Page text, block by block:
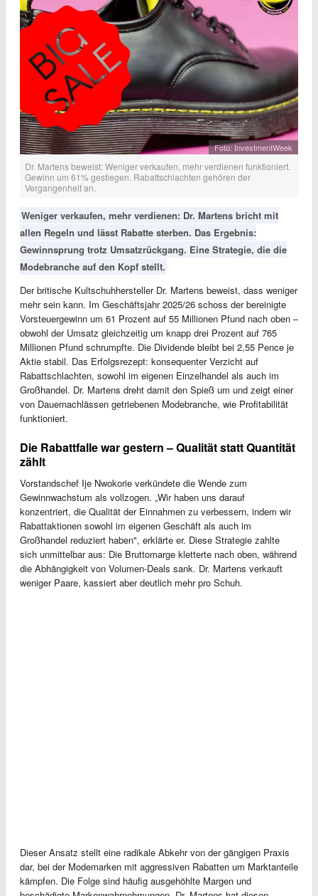
Foto: InvestmentWeek
Dr. Martens beweist: Weniger verkaufen, mehr verdienen funktioniert.
Gewinn um 61% gestiegen. Rabattschlachten gehören der
Vergangenheit an.
Weniger verkaufen, mehr verdienen: Dr. Martens bricht mit
allen Regeln und lässt Rabatte sterben. Das Ergebnis:
Gewinnsprung trotz Umsatzrückgang. Eine Strategie, die die
Modebranche auf den Kopf stellt.
Der britische Kultschuhhersteller Dr. Martens beweist, dass weniger
mehr sein kann. Im Geschäftsjahr 2025/26 schoss der bereinigte
Vorsteuergewinn um 61 Prozent auf 55 Millionen Pfund nach oben –
obwohl der Umsatz gleichzeitig um knapp drei Prozent auf 765
Millionen Pfund schrumpfte. Die Dividende bleibt bei 2,55 Pence je
Aktie stabil. Das Erfolgsrezept: konsequenter Verzicht auf
Rabattschlachten, sowohl im eigenen Einzelhandel als auch im
Großhandel. Dr. Martens dreht damit den Spieß um und zeigt einer
von Dauernachlässen getriebenen Modebranche, wie Profitabilität
funktioniert.
Die Rabattfalle war gestern – Qualität statt Quantität
zählt
Vorstandschef Ije Nwokorie verkündete die Wende zum
Gewinnwachstum als vollzogen. „Wir haben uns darauf
konzentriert, die Qualität der Einnahmen zu verbessern, indem wir
Rabattaktionen sowohl im eigenen Geschäft als auch im
Großhandel reduziert haben", erklärte er. Diese Strategie zahlte
sich unmittelbar aus: Die Bruttomarge kletterte nach oben, während
die Abhängigkeit von Volumen-Deals sank. Dr. Martens verkauft
weniger Paare, kassiert aber deutlich mehr pro Schuh.
Dieser Ansatz stellt eine radikale Abkehr von der gängigen Praxis
dar, bei der Modemarken mit aggressiven Rabatten um Marktanteile
kämpfen. Die Folge sind häufig ausgehöhlte Margen und